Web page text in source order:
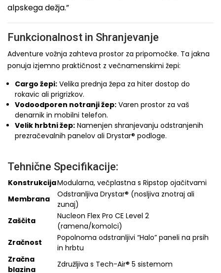
alpskega dežja.”
Funkcionalnost in Shranjevanje
Adventure vožnja zahteva prostor za pripomočke. Ta jakna
ponuja izjemno praktičnost z večnamenskimi žepi:
Cargo žepi: Velika prednja žepa za hiter dostop do
rokavic ali prigrizkov.
Vodoodporen notranji žep: Varen prostor za vaš
denarnik in mobilni telefon.
Velik hrbtni žep: Namenjen shranjevanju odstranjenih
prezračevalnih panelov ali Drystar® podloge.
Tehnične Specifikacije:
KonstrukcijaModularna, večplastna s Ripstop ojačitvami
Membrana
Odstranljiva Drystar® (nosljiva znotraj ali
zunaj)
Zaščita
Nucleon Flex Pro CE Level 2
(ramena/komolci)
Zračnost
Popolnoma odstranljivi “Halo” paneli na prsih
in hrbtu
Zračna
blazina
Združljiva s Tech-Air® 5 sistemom